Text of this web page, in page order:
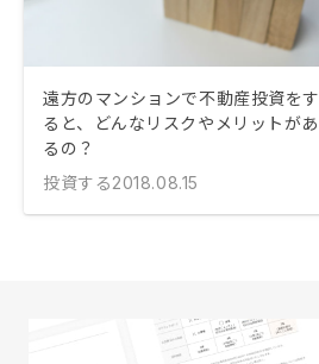
遠方のマンションで不動産投資をす
ると、どんなリスクやメリットがあ
るの？
投資する2018.08.15